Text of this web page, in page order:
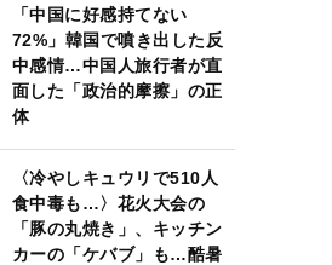
「中国に好感持てない
72%」韓国で噴き出した反
中感情…中国人旅行者が直
面した「政治的摩擦」の正
体
〈冷やしキュウリで510人
食中毒も…〉花火大会の
「豚の丸焼き」、キッチン
カーの「ケバブ」も…酷暑